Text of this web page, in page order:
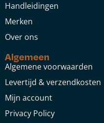
Handleidingen
Merken
Over ons
Algemeen
Algemene voorwaarden
Levertijd & verzendkosten
Mijn account
Privacy Policy